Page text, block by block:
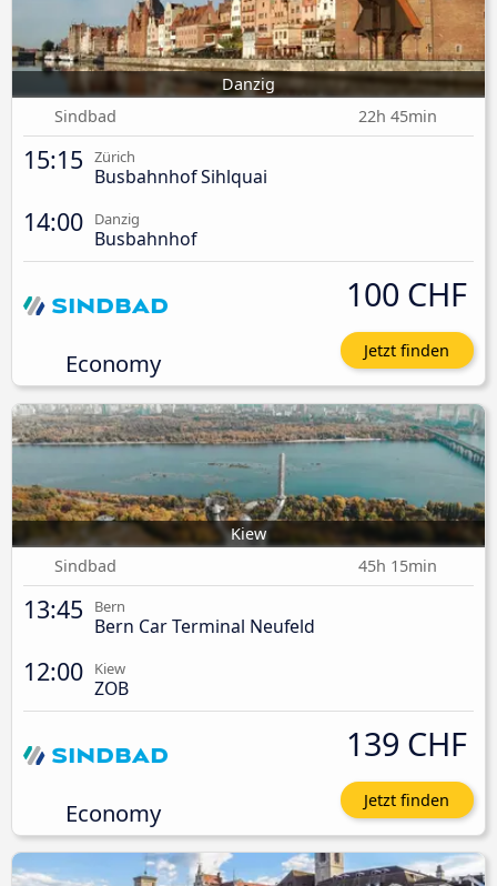
Danzig
Sindbad
22h 45min
15:15 Zürich
Busbahnhof Sihlquai
14:00 Danzig
Busbahnhof
Economy
100 CHF
Jetzt finden
Kiew
Sindbad
45h 15min
13:45 Bern
Bern Car Terminal Neufeld
12:00 Kiew
ZOB
Economy
139 CHF
Jetzt finden